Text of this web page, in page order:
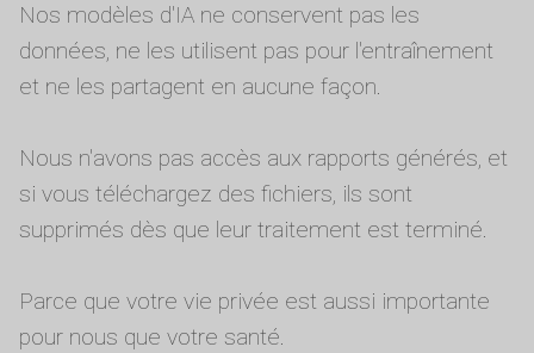
Nos modèles d'IA ne conservent pas les
données, ne les utilisent pas pour l'entraînement
et ne les partagent en aucune façon.
Nous n'avons pas accès aux rapports générés, et
si vous téléchargez des fichiers, ils sont
supprimés dès que leur traitement est terminé.
Parce que votre vie privée est aussi importante
pour nous que votre santé.